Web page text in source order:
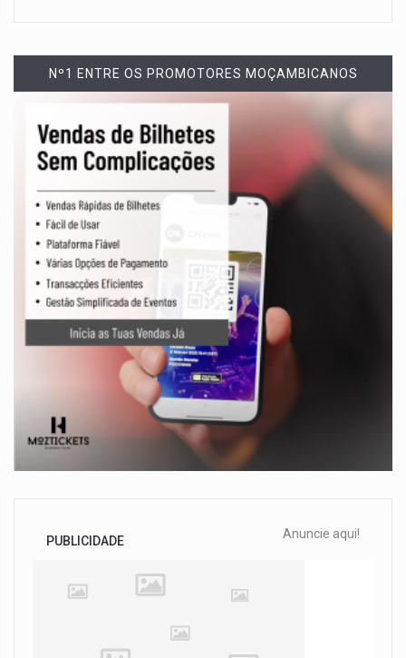
Nº1 ENTRE OS PROMOTORES MOÇAMBICANOS
PUBLICIDADE Anuncie aqui!